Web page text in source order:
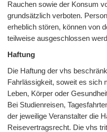
Rauchen sowie der Konsum
grundsätzlich verboten.
erheblich stören, können von
teilweise ausgeschlossen
Haftung
Die Haftung der vhs
Fahrlässigkeit, soweit es sich
Leben, Körper oder
Bei Studienreisen,
der jeweilige Veranstalter die
Reisevertragsrecht. Die vhs